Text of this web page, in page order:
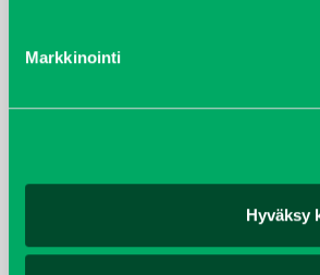
Markkinointi
Hyväksy